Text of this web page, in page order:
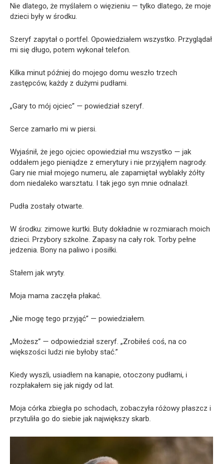
Nie dlatego, że myślałem o więzieniu — tylko dlatego, że moje
dzieci były w środku.
Szeryf zapytał o portfel. Opowiedziałem wszystko. Przyglądał
mi się długo, potem wykonał telefon.
Kilka minut później do mojego domu weszło trzech
zastępców, każdy z dużymi pudłami.
„Gary to mój ojciec” — powiedział szeryf.
Serce zamarło mi w piersi.
Wyjaśnił, że jego ojciec opowiedział mu wszystko — jak
oddałem jego pieniądze z emerytury i nie przyjąłem nagrody.
Gary nie miał mojego numeru, ale zapamiętał wyblakły żółty
dom niedaleko warsztatu. I tak jego syn mnie odnalazł.
Pudła zostały otwarte.
W środku: zimowe kurtki. Buty dokładnie w rozmiarach moich
dzieci. Przybory szkolne. Zapasy na cały rok. Torby pełne
jedzenia. Bony na paliwo i posiłki.
Stałem jak wryty.
Moja mama zaczęła płakać.
„Nie mogę tego przyjąć” — powiedziałem.
„Możesz” — odpowiedział szeryf. „Zrobiłeś coś, na co
większości ludzi nie byłoby stać.”
Kiedy wyszli, usiadłem na kanapie, otoczony pudłami, i
rozpłakałem się jak nigdy od lat.
Moja córka zbiegła po schodach, zobaczyła różowy płaszcz i
przytuliła go do siebie jak największy skarb.